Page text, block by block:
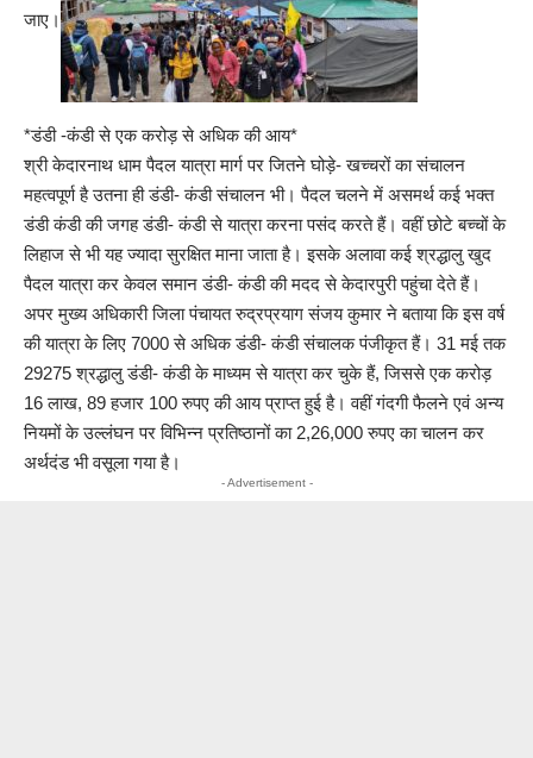
जाए।
*डंडी -कंडी से एक करोड़ से अधिक की आय*
श्री केदारनाथ धाम पैदल यात्रा मार्ग पर जितने घोड़े- खच्चरों का संचालन
महत्वपूर्ण है उतना ही डंडी- कंडी संचालन भी। पैदल चलने में असमर्थ कई भक्त
डंडी कंडी की जगह डंडी- कंडी से यात्रा करना पसंद करते हैं। वहीं छोटे बच्चों के
लिहाज से भी यह ज्यादा सुरक्षित माना जाता है। इसके अलावा कई श्रद्धालु खुद
पैदल यात्रा कर केवल समान डंडी- कंडी की मदद से केदारपुरी पहुंचा देते हैं।
अपर मुख्य अधिकारी जिला पंचायत रुद्रप्रयाग संजय कुमार ने बताया कि इस वर्ष
की यात्रा के लिए 7000 से अधिक डंडी- कंडी संचालक पंजीकृत हैं। 31 मई तक
29275 श्रद्धालु डंडी- कंडी के माध्यम से यात्रा कर चुके हैं, जिससे एक करोड़
16 लाख, 89 हजार 100 रुपए की आय प्राप्त हुई है। वहीं गंदगी फैलने एवं अन्य
नियमों के उल्लंघन पर विभिन्न प्रतिष्ठानों का 2,26,000 रुपए का चालन कर
अर्थदंड भी वसूला गया है।
- Advertisement -